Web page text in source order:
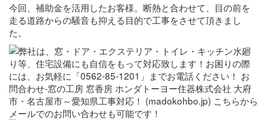
今回、補助金を活用したお客様。断熱と合わせて、目の前を
走る道路からの騒音も抑える目的で工事をさせて頂きまし
た。